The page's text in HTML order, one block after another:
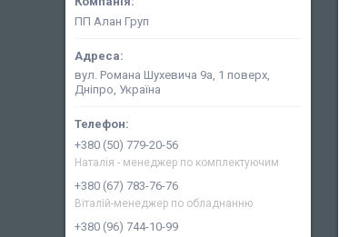
ПП Алан Груп
вул. Романа Шухевича 9а, 1 поверх,
Дніпро, Україна
+380 (50) 779-20-56
Наталія - менеджер по комплектуючим
+380 (67) 783-76-76
Віталій-менеджер по обладнанню
+380 (96) 744-10-99